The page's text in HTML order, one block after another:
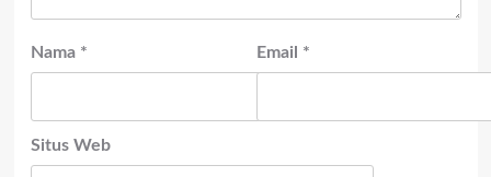
Nama * Email *
Situs Web